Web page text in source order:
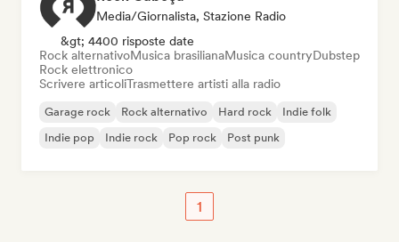
Media/Giornalista, Stazione Radio
&gt; 4400 risposte date
Rock alternativoMusica brasilianaMusica countryDubstep
Rock elettronico
Scrivere articoliTrasmettere artisti alla radio
Garage rock Rock alternativo Hard rock
Indie folk
Indie pop
Indie rock Pop rock Post punk
1